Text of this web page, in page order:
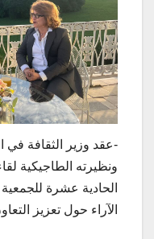
-عقد وزير الثقافة في
ونظيرته الطاجيكية
الحادية عشرة للجمعية
الآراء حول تعزيز